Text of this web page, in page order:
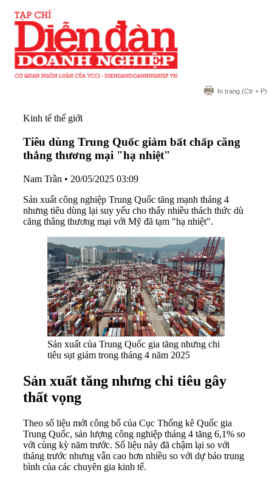
In trang (Ctr + P)
Kinh tế thế giới
Tiêu dùng Trung Quốc giảm bất chấp căng
thẳng thương mại "hạ nhiệt"
Nam Trần • 20/05/2025 03:09
Sản xuất công nghiệp Trung Quốc tăng mạnh tháng 4
nhưng tiêu dùng lại suy yếu cho thấy nhiều thách thức dù
căng thẳng thương mại với Mỹ đã tạm "hạ nhiệt".
Sản xuất của Trung Quốc gia tăng nhưng chi
tiêu sụt giảm trong tháng 4 năm 2025
Sản xuất tăng nhưng chi tiêu gây
thất vọng
Theo số liệu mới công bố của Cục Thống kê Quốc gia
Trung Quốc, sản lượng công nghiệp tháng 4 tăng 6,1% so
với cùng kỳ năm trước. Số liệu này đã chậm lại so với
tháng trước nhưng vẫn cao hơn nhiều so với dự báo trung
bình của các chuyên gia kinh tế.